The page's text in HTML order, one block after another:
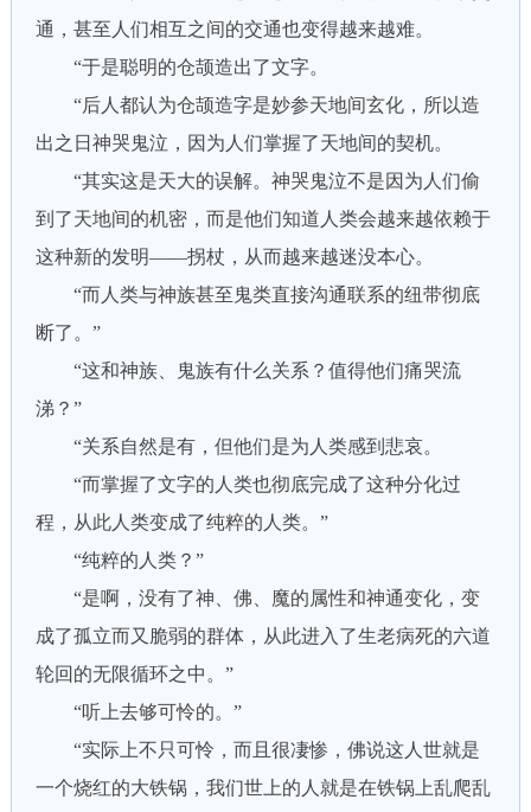
通，甚至人们相互之间的交通也变得越来越难。
“于是聪明的仓颉造出了文字。
“后人都认为仓颉造字是妙参天地间玄化，所以造
出之日神哭鬼泣，因为人们掌握了天地间的契机。
“其实这是天大的误解。神哭鬼泣不是因为人们偷
到了天地间的机密，而是他们知道人类会越来越依赖于
这种新的发明——拐杖，从而越来越迷没本心。
“而人类与神族甚至鬼类直接沟通联系的纽带彻底
断了。”
“这和神族、鬼族有什么关系？值得他们痛哭流
涕？”
“关系自然是有，但他们是为人类感到悲哀。
“而掌握了文字的人类也彻底完成了这种分化过
程，从此人类变成了纯粹的人类。”
“纯粹的人类？”
“是啊，没有了神、佛、魔的属性和神通变化，变
成了孤立而又脆弱的群体，从此进入了生老病死的六道
轮回的无限循环之中。”
“听上去够可怜的。”
“实际上不只可怜，而且很凄惨，佛说这人世就是
一个烧红的大铁锅，我们世上的人就是在铁锅上乱爬乱